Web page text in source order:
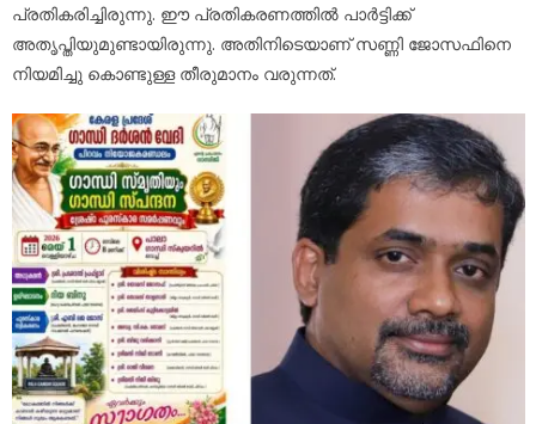
പ്രതികരിച്ചിരുന്നു. ഈ പ്രതികരണത്തിൽ പാർട്ടിക്ക്
അതൃപ്തിയുമുണ്ടായിരുന്നു. അതിനിടെയാണ് സണ്ണി ജോസഫിനെ
നിയമിച്ചു കൊണ്ടുള്ള തീരുമാനം വരുന്നത്.